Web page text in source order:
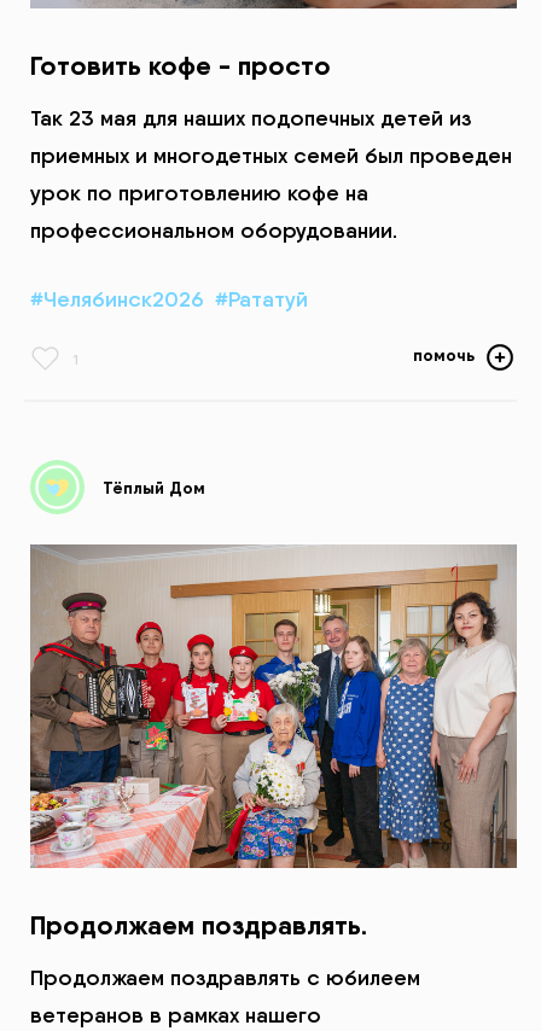
Готовить кофе - просто
Так 23 мая для наших подопечных детей из
приемных и многодетных семей был проведен
урок по приготовлению кофе на
профессиональном оборудовании.
#Челябинск2026 #Рататуй
1 помочь
Тёплый Дом
Продолжаем поздравлять.
Продолжаем поздравлять с юбилеем
ветеранов в рамках нашего